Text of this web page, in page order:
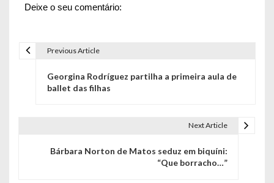
Deixe o seu comentário:
Previous Article
Georgina Rodríguez partilha a primeira aula de
ballet das filhas
Next Article
Bárbara Norton de Matos seduz em biquíni:
“Que borracho…”